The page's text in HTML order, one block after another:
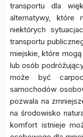
transportu dla
alternatywy, które
niektórych
transportu
miejskie, które
lub osób
może być
samochodów
pozwala na
na środowisko
komfort istnieje